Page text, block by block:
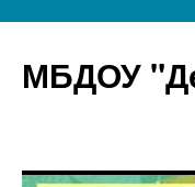
МБДОУ